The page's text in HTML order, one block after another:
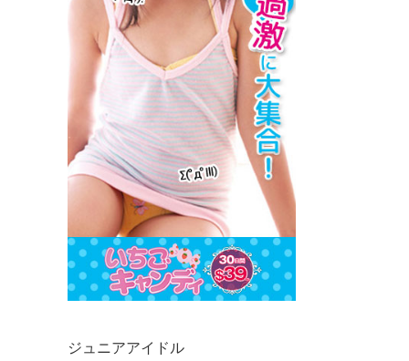
ジュニアアイドル